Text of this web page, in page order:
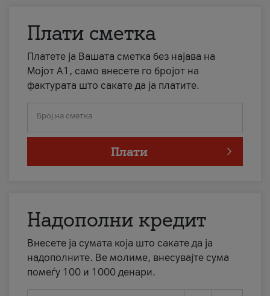
Плати сметка
Платете ја Вашата сметка без најава на
Мојот А1, само внесете го бројот на
фактурата што сакате да ја платите.
Број на сметка
Плати
Надополни кредит
Внесете ја сумата која што сакате да ја
надополните. Ве молиме, внесувајте сума
помеѓу 100 и 1000 денари.